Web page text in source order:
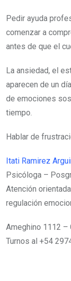
Pedir ayuda
comenzar a
antes de que el
La ansiedad, el
aparecen de un
de emociones
tiempo.
Hablar de
Itati Ramirez
Psicóloga –
Atención
regulación
Ameghino 1112 –
Turnos al +54